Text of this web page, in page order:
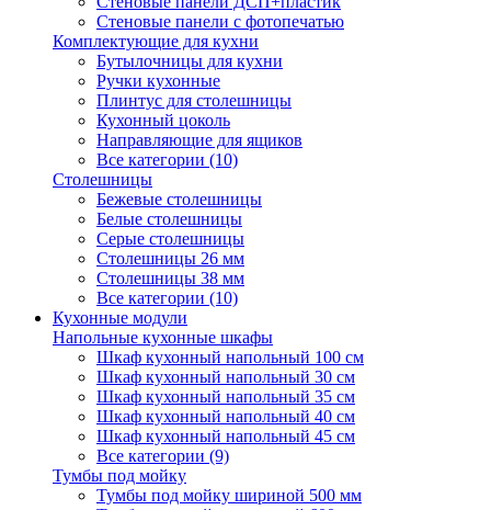
Стеновые панели с фотопечатью
Комплектующие для кухни
Бутылочницы для кухни
Ручки кухонные
Плинтус для столешницы
Кухонный цоколь
Направляющие для ящиков
Все категории (10)
Столешницы
Бежевые столешницы
Белые столешницы
Серые столешницы
Столешницы 26 мм
Столешницы 38 мм
Все категории (10)
Кухонные модули
Напольные кухонные шкафы
Шкаф кухонный напольный 100 см
Шкаф кухонный напольный 30 см
Шкаф кухонный напольный 35 см
Шкаф кухонный напольный 40 см
Шкаф кухонный напольный 45 см
Все категории (9)
Тумбы под мойку
Тумбы под мойку шириной 500 мм